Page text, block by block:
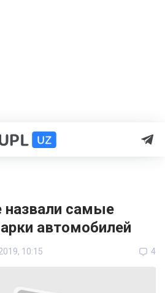
назвали самые
автомобилей
10:15 4